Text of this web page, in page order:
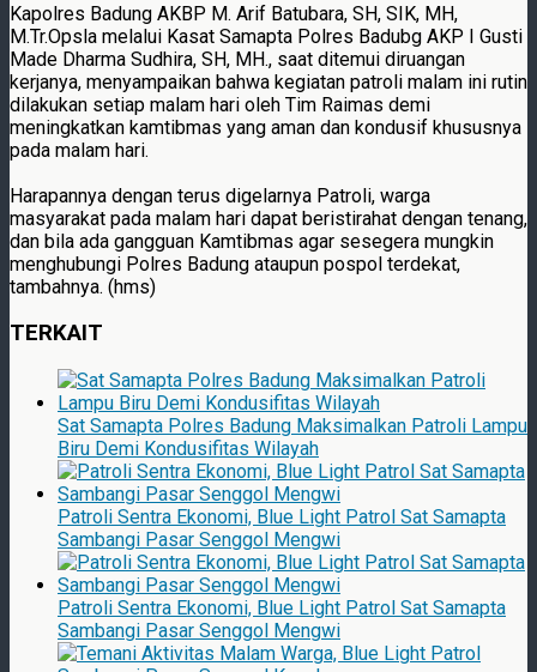
Kapolres Badung AKBP M. Arif Batubara, SH, SIK, MH,
M.Tr.Opsla melalui Kasat Samapta Polres Badubg AKP I Gusti
Made Dharma Sudhira, SH, MH., saat ditemui diruangan
kerjanya, menyampaikan bahwa kegiatan patroli malam ini rutin
dilakukan setiap malam hari oleh Tim Raimas demi
meningkatkan kamtibmas yang aman dan kondusif khususnya
pada malam hari.
Harapannya dengan terus digelarnya Patroli, warga
masyarakat pada malam hari dapat beristirahat dengan tenang,
dan bila ada gangguan Kamtibmas agar sesegera mungkin
menghubungi Polres Badung ataupun pospol terdekat,
tambahnya. (hms)
TERKAIT
Sat Samapta Polres Badung Maksimalkan Patroli Lampu
Biru Demi Kondusifitas Wilayah
Patroli Sentra Ekonomi, Blue Light Patrol Sat Samapta
Sambangi Pasar Senggol Mengwi
Patroli Sentra Ekonomi, Blue Light Patrol Sat Samapta
Sambangi Pasar Senggol Mengwi